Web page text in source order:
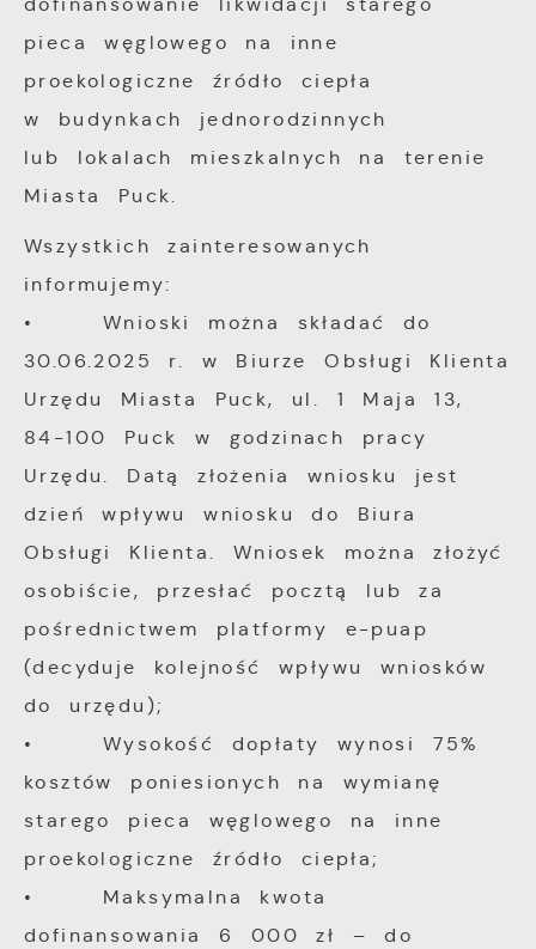
pieca węglowego na inne
proekologiczne źródło ciepła
w budynkach jednorodzinnych
lub lokalach mieszkalnych na terenie
Miasta Puck.
Wszystkich zainteresowanych
informujemy:
• Wnioski można składać do
30.06.2025 r. w Biurze Obsługi Klienta
Urzędu Miasta Puck, ul. 1 Maja 13,
84-100 Puck w godzinach pracy
Urzędu. Datą złożenia wniosku jest
dzień wpływu wniosku do Biura
Obsługi Klienta. Wniosek można złożyć
osobiście, przesłać pocztą lub za
pośrednictwem platformy e-puap
(decyduje kolejność wpływu wniosków
do urzędu);
• Wysokość dopłaty wynosi 75%
kosztów poniesionych na wymianę
starego pieca węglowego na inne
proekologiczne źródło ciepła;
• Maksymalna kwota
dofinansowania 6 000 zł – do
trzecich lub firm będących naszymi
pośredników prezentujących nasze treści w
postaci wiadomości, ofert, komunikatów
mediów społecznościowych.